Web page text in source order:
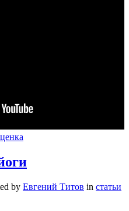
by Евгений Титов in статьи